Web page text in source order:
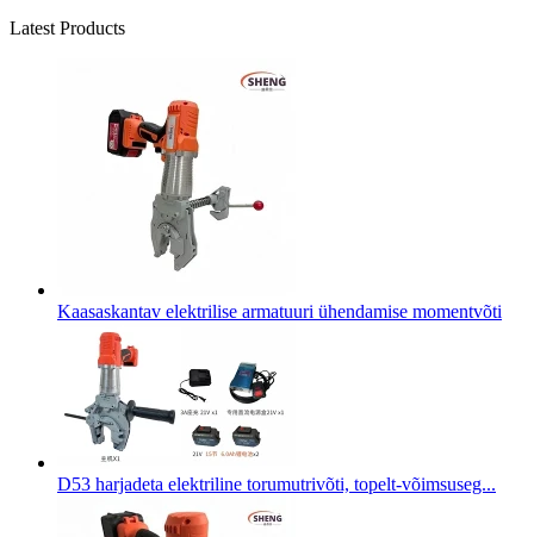
Latest Products
Kaasaskantav elektrilise armatuuri ühendamise momentvõti
D53 harjadeta elektriline torumutrivõti, topelt-võimsuseg...